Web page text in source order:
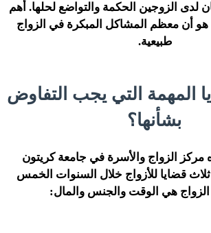
لدى الزوجين الحكمة والتواضع لحلها. أهم
أن معظم المشاكل المبكرة في الزواج
طبيعية.
المهمة التي يجب التفاوض
بشأنها؟
مركز الزواج والأسرة في جامعة كريتون
ثلاث قضايا للأزواج خلال السنوات الخمس
الزواج هي الوقت والجنس والمال: